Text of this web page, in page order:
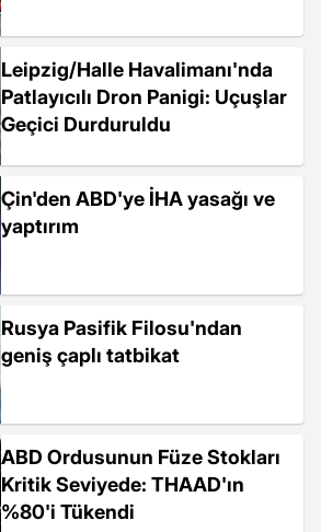
Leipzig/Halle Havalimanı'nda
Patlayıcılı Dron Panigi: Uçuşlar
Geçici Durduruldu
Çin'den ABD'ye İHA yasağı ve
yaptırım
Rusya Pasifik Filosu'ndan
geniş çaplı tatbikat
ABD Ordusunun Füze Stokları
Kritik Seviyede: THAAD'ın
%80'i Tükendi